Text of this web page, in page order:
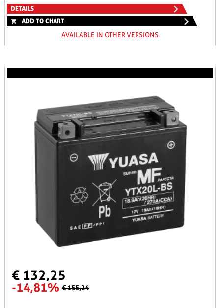
DETAILS
ADD TO CHART
AVAILABLE IN OTHER VERSIONS
€ 132,25
-14,81% € 155,24